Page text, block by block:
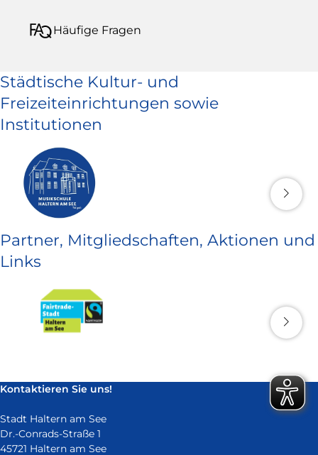
Häufige Fragen
Städtische Kultur- und
Freizeiteinrichtungen sowie
Institutionen
Partner, Mitgliedschaften, Aktionen und
Links
Kontaktieren Sie uns!
Stadt Haltern am See
Dr.-Conrads-Straße 1
45721 Haltern am See